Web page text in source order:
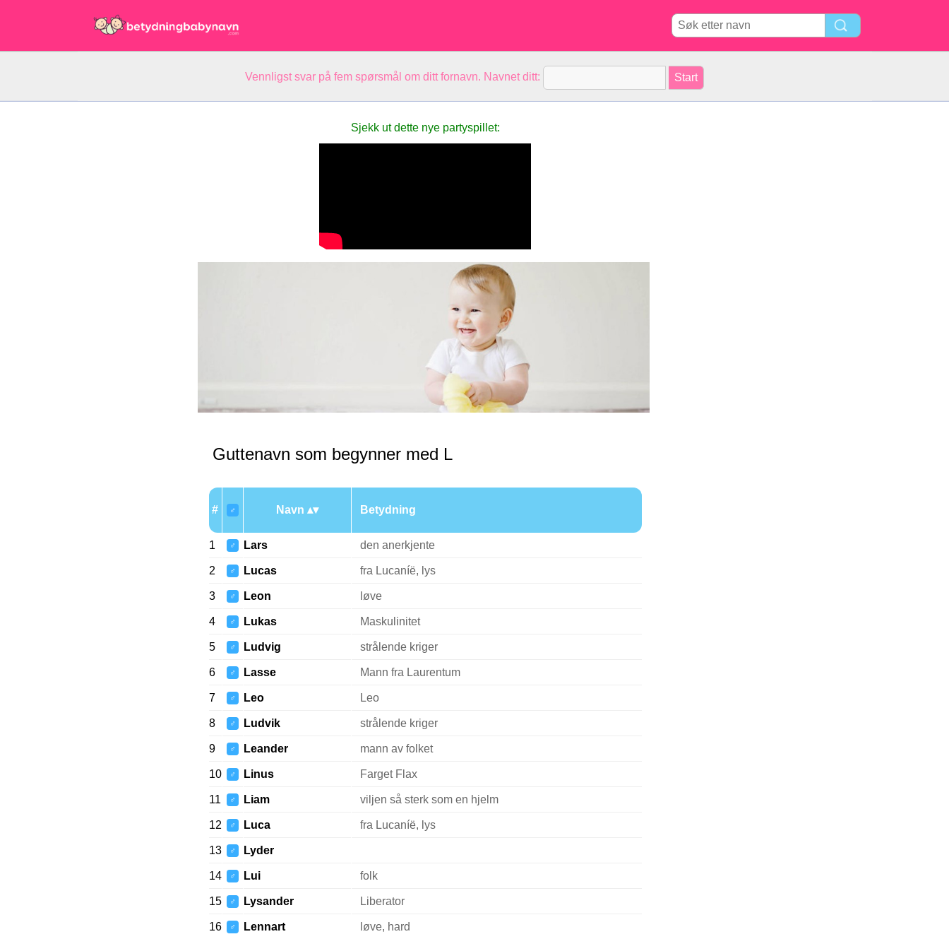
Vennligst svar på fem spørsmål om ditt fornavn. Navnet ditt:
Sjekk ut dette nye partyspillet:
Guttenavn som begynner med L
# ♂ Navn Betydning
1 ♂ Lars den anerkjente
2 ♂ Lucas fra Lucaníë, lys
3 ♂ Leon løve
4 ♂ Lukas Maskulinitet
5 ♂ Ludvig strålende kriger
6 ♂ Lasse Mann fra Laurentum
7 ♂ Leo Leo
8 ♂ Ludvik strålende kriger
9 ♂ Leander mann av folket
10 ♂ Linus Farget Flax
11 ♂ Liam viljen så sterk som en hjelm
12 ♂ Luca fra Lucaníë, lys
13 ♂ Lyder
14 ♂ Lui folk
15 ♂ Lysander Liberator
16 ♂ Lennart løve, hard